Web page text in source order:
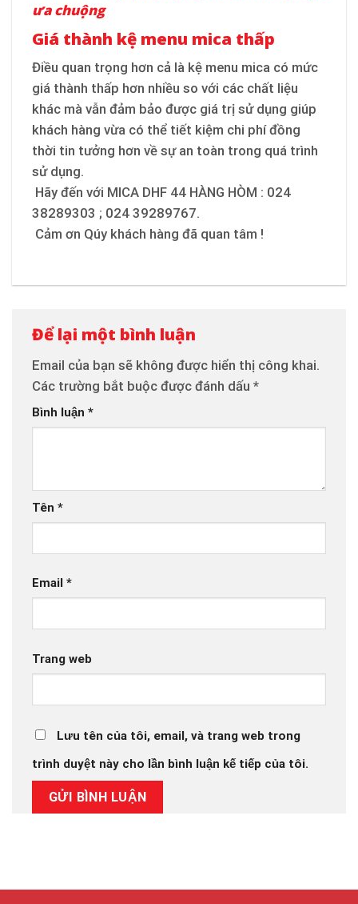
ưa chuộng
Giá thành kệ menu mica thấp
Điều quan trọng hơn cả là kệ menu mica có mức
giá thành thấp hơn nhiều so với các chất liệu
khác mà vẫn đảm bảo được giá trị sử dụng giúp
khách hàng vừa có thể tiết kiệm chi phí đồng
thời tin tưởng hơn về sự an toàn trong quá trình
sử dụng.
Hãy đến với MICA DHF 44 HÀNG HÒM : 024
38289303 ; 024 39289767.
Cảm ơn Qúy khách hàng đã quan tâm !
Để lại một bình luận
Email của bạn sẽ không được hiển thị công khai.
Các trường bắt buộc được đánh dấu *
Bình luận *
Tên *
Email *
Trang web
Lưu tên của tôi, email, và trang web trong
trình duyệt này cho lần bình luận kế tiếp của tôi.